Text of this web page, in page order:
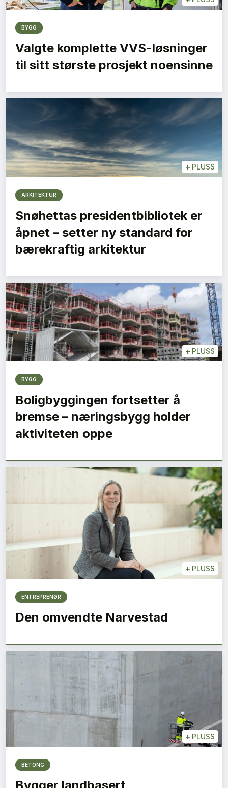
BYGG
Valgte komplette VVS-løsninger
til sitt største prosjekt noensinne
+ PLUSS
ARKITEKTUR
Snøhettas presidentbibliotek er
åpnet – setter ny standard for
bærekraftig arkitektur
+ PLUSS
BYGG
Boligbyggingen fortsetter å
bremse – næringsbygg holder
aktiviteten oppe
+ PLUSS
ENTREPRENØR
Den omvendte Narvestad
+ PLUSS
BETONG